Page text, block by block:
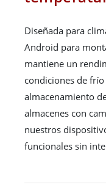
Diseñada para
Android para
mantiene un
condiciones de frío
almacenamiento
almacenes con
nuestros
funcionales sin